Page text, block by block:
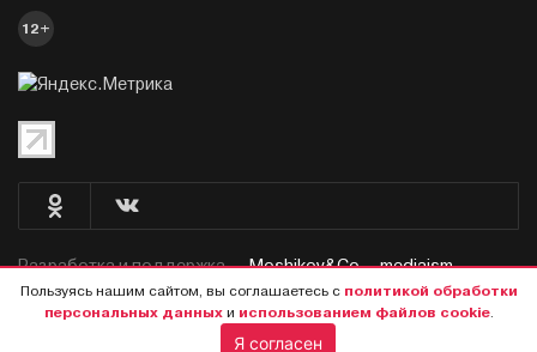
12+
Разработка и поддержка —Moshikov&Co. - mediaism.
Пользуясь нашим сайтом, вы соглашаетесь с политикой обработки
персональных данныхи использованием файлов cookie.
Я согласен